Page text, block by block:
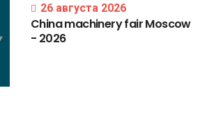
26 августа 2026
ChinamachineryfairMoscow
- 2026